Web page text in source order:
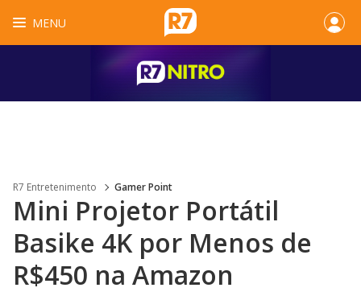
MENU
R7 Entretenimento Gamer Point
Mini Projetor Portátil
Basike 4K por Menos de
R$450 na Amazon